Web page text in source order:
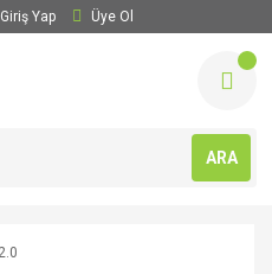
Giriş Yap Üye Ol
ARA